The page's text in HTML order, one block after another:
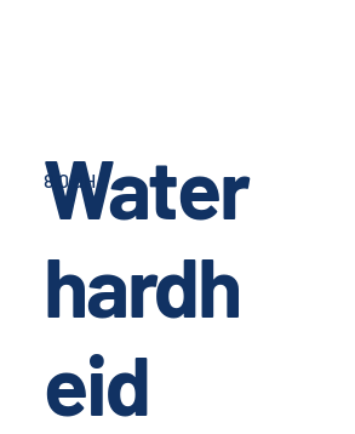
Water
hardh
eid
8,0 dH